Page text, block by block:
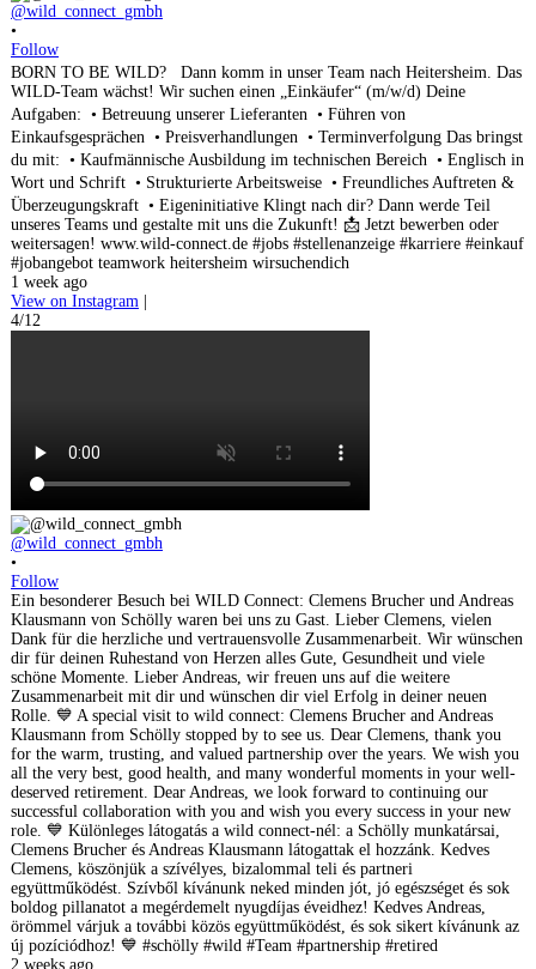
@wild_connect_gmbh
•
Follow
BORN TO BE WILD? Dann komm in unser Team nach Heitersheim. Das
WILD-Team wächst! Wir suchen einen „Einkäufer“ (m/w/d) Deine
Aufgaben: • Betreuung unserer Lieferanten • Führen von
Einkaufsgesprächen • Preisverhandlungen • Terminverfolgung Das bringst
du mit: • Kaufmännische Ausbildung im technischen Bereich • Englisch in
Wort und Schrift • Strukturierte Arbeitsweise • Freundliches Auftreten &
Überzeugungskraft • Eigeninitiative Klingt nach dir? Dann werde Teil
unseres Teams und gestalte mit uns die Zukunft! 📩 Jetzt bewerben oder
weitersagen! www.wild-connect.de #jobs #stellenanzeige #karriere #einkauf
#jobangebot teamwork heitersheim wirsuchendich
1 week ago
View on Instagram |
4/12
@wild_connect_gmbh
•
Follow
Ein besonderer Besuch bei WILD Connect: Clemens Brucher und Andreas
Klausmann von Schölly waren bei uns zu Gast. Lieber Clemens, vielen
Dank für die herzliche und vertrauensvolle Zusammenarbeit. Wir wünschen
dir für deinen Ruhestand von Herzen alles Gute, Gesundheit und viele
schöne Momente. Lieber Andreas, wir freuen uns auf die weitere
Zusammenarbeit mit dir und wünschen dir viel Erfolg in deiner neuen
Rolle. 💙 A special visit to wild connect: Clemens Brucher and Andreas
Klausmann from Schölly stopped by to see us. Dear Clemens, thank you
for the warm, trusting, and valued partnership over the years. We wish you
all the very best, good health, and many wonderful moments in your well-
deserved retirement. Dear Andreas, we look forward to continuing our
successful collaboration with you and wish you every success in your new
role. 💙 Különleges látogatás a wild connect-nél: a Schölly munkatársai,
Clemens Brucher és Andreas Klausmann látogattak el hozzánk. Kedves
Clemens, köszönjük a szívélyes, bizalommal teli és partneri
együttműködést. Szívből kívánunk neked minden jót, jó egészséget és sok
boldog pillanatot a megérdemelt nyugdíjas éveidhez! Kedves Andreas,
örömmel várjuk a további közös együttműködést, és sok sikert kívánunk az
új pozíciódhoz! 💙 #schölly #wild #Team #partnership #retired
2 weeks ago